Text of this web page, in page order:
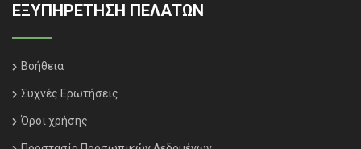
ΕΞΥΠΗΡΈΤΗΣΗ ΠΕΛΑΤΏΝ
Βοήθεια
Συχνές Ερωτήσεις
Όροι χρήσης